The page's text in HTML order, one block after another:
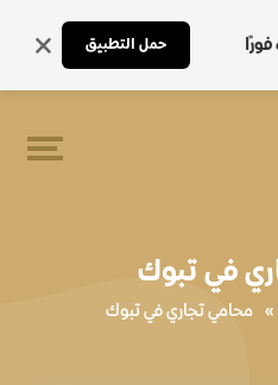
حمل التطبيق
في تبوك
» محامي تجاري في تبوك